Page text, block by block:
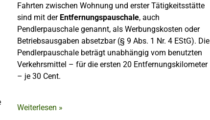
Fahrten zwischen Wohnung und erster Tätigkeitsstätte
sind mit der Entfernungspauschale, auch
Pendlerpauschale genannt, als Werbungskosten oder
Betriebsausgaben absetzbar (§ 9 Abs. 1 Nr. 4 EStG). Die
Pendlerpauschale beträgt unabhängig vom benutzten
Verkehrsmittel – für die ersten 20 Entfernungskilometer
– je 30 Cent.
Weiterlesen »